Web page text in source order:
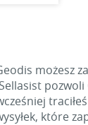
możesz
które